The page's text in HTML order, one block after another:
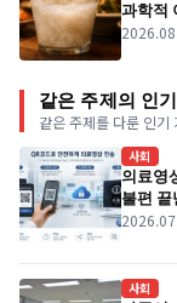
과학적
같은 주제의 인
같은 주제를 다룬 인기
사회
의료영
불편 끝
사회